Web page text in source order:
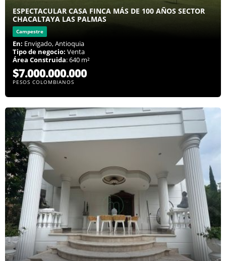
ESPECTACULAR CASA FINCA MÁS DE 100 AÑOS SECTOR
CHACALTAYA LAS PALMAS
Campestre
En: Envigado, Antioquia
Tipo de negocio: Venta
Área Construida: 640 m²
$7.000.000.000
PESOS COLOMBIANOS